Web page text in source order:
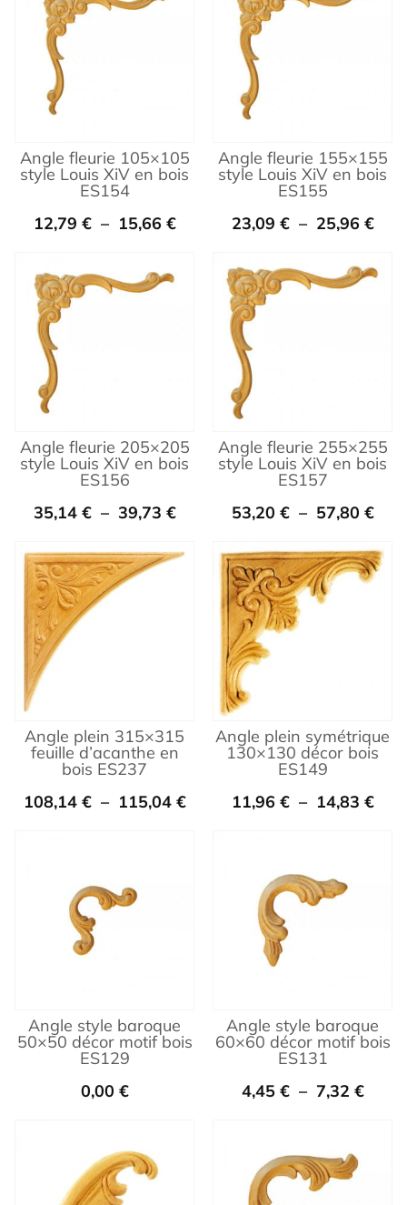
Angle fleurie 105×105
style Louis XiV en bois
ES154
12,79 € – 15,66 €
Angle fleurie 155×155
style Louis XiV en bois
ES155
23,09 € – 25,96 €
Angle fleurie 205×205
style Louis XiV en bois
ES156
35,14 € – 39,73 €
Angle fleurie 255×255
style Louis XiV en bois
ES157
53,20 € – 57,80 €
Angle plein 315×315
feuille d’acanthe en
bois ES237
108,14 € – 115,04 €
Angle plein symétrique
130×130 décor bois
ES149
11,96 € – 14,83 €
Angle style baroque
50×50 décor motif bois
ES129
0,00 €
Angle style baroque
60×60 décor motif bois
ES131
4,45 € – 7,32 €